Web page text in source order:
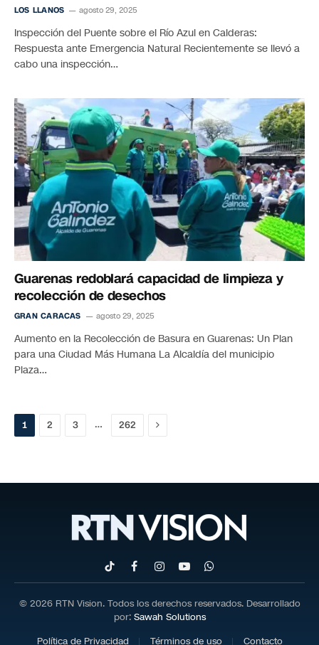
LOS LLANOS agosto 29, 2025
Inspección del Puente sobre el Río Azul en Calderas:
Respuesta ante Emergencia Natural Recientemente se llevó a
cabo una inspección…
Guarenas redoblará capacidad de limpieza y
recolección de desechos
GRAN CARACAS agosto 29, 2025
Aumento en la Recolección de Basura en Guarenas: Un Plan
para una Ciudad Más Humana La Alcaldía del municipio
Plaza…
1 2 3 … 262 Próximo
TikTokFacebookInstagram
YouTubeWhatsApp
© 2026 RTN Vision. Todos los derechos reservados. Desarrollado
por: Sawah Solutions
Política de Privacidad
Términos de uso Contacto